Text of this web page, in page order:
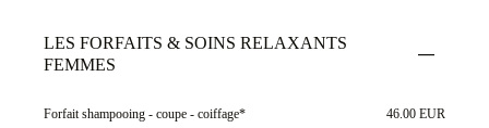
LES FORFAITS & SOINS RELAXANTS
FEMMES
Forfait shampooing - coupe - coiffage*
46.00 EUR